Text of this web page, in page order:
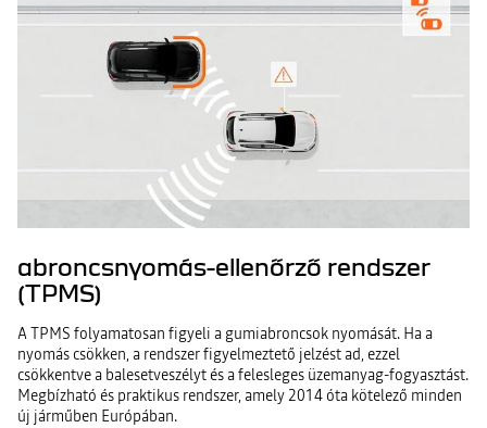
abroncsnyomás-ellenőrző rendszer
(TPMS)
A TPMS folyamatosan figyeli a gumiabroncsok nyomását. Ha a
nyomás csökken, a rendszer figyelmeztető jelzést ad, ezzel
csökkentve a balesetveszélyt és a felesleges üzemanyag-fogyasztást.
Megbízható és praktikus rendszer, amely 2014 óta kötelező minden
új járműben Európában.